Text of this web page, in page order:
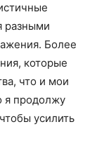
разными
Более
которые
что и мои
я продолжу
усилить